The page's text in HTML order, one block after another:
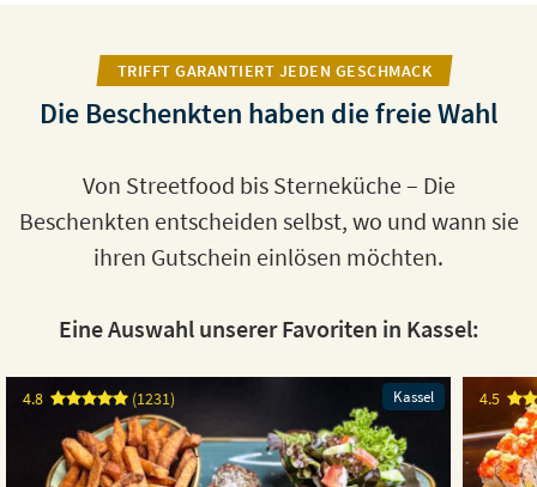
TRIFFT GARANTIERT JEDEN GESCHMACK
Die Beschenkten haben die freie Wahl
Von Streetfood bis Sterneküche – Die
Beschenkten entscheiden selbst, wo und wann sie
ihren Gutschein einlösen möchten.
Eine Auswahl unserer Favoriten in Kassel:
Kassel
4.8 (1231) 4.5